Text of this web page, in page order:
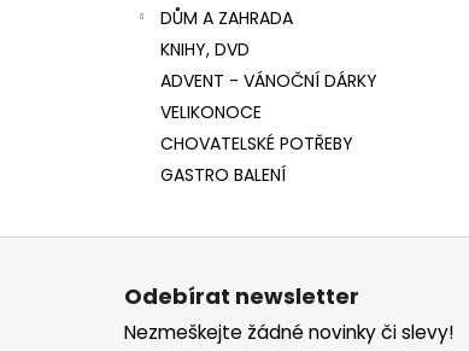
DŮM A ZAHRADA
KNIHY, DVD
ADVENT - VÁNOČNÍ DÁRKY
VELIKONOCE
CHOVATELSKÉ POTŘEBY
GASTRO BALENÍ
Z
Odebírat newsletter
Nezmeškejte žádné novinky či slevy!